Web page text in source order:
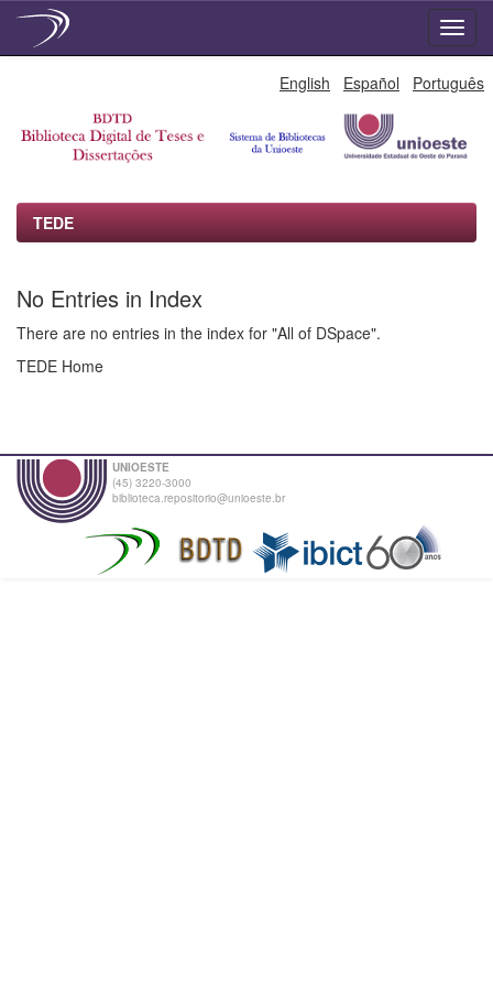
English Español Português
TEDE
No Entries in Index
There are no entries in the index for "All of DSpace".
TEDE Home
UNIOESTE
(45) 3220-3000
biblioteca.repositorio@unioeste.br